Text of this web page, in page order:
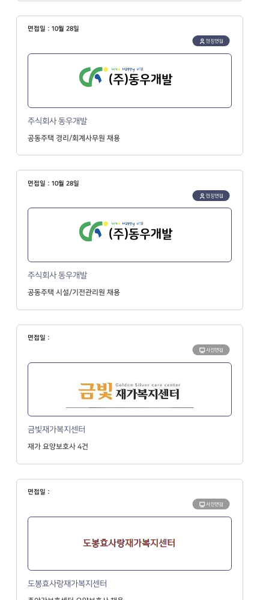
면접일 : 10월 28일
현장면접
주식회사 동우개발
공동주택 경리/회계사무원 채용
면접일 : 10월 28일
현장면접
주식회사 동우개발
공동주택 시설/기전관리원 채용
면접일 :
사전면접
금빛재가복지센터
재가 요양보호사 4건
면접일 :
사전면접
도봉효사랑재가복지센터